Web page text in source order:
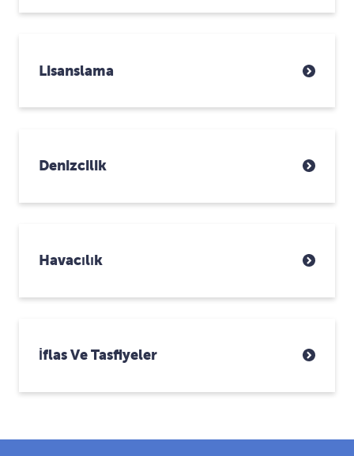
Lisanslama
Denizcilik
Havacılık
İflas Ve Tasfiyeler